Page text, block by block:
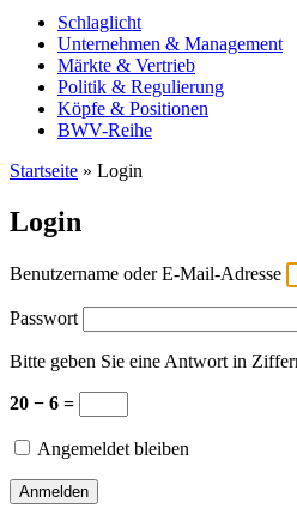
Schlaglicht
Unternehmen & Management
Märkte & Vertrieb
Politik & Regulierung
Köpfe & Positionen
BWV-Reihe
Startseite » Login
Login
Benutzername oder E-Mail-Adresse
Passwort
Bitte geben Sie eine Antwort in
20 − 6 =
Angemeldet bleiben